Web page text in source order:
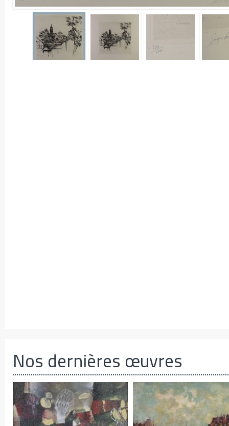
Nos dernières œuvres